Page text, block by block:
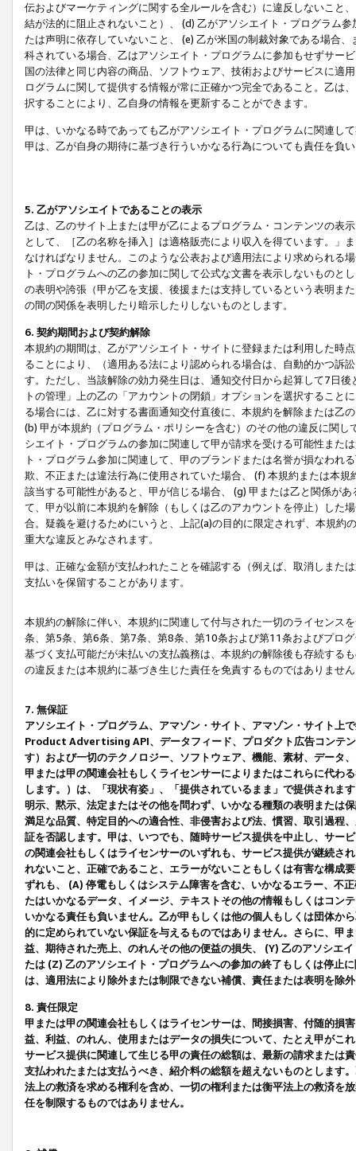
伝およびマーケティングに関する全ルールを含む）に違反しないこと
結が法的に阻止されないこと）、 (d) 乙がアソシエイト・プログラム
たは声明に依存していないこと、 (e) 乙が米国の制裁対象である場合
科されている場合、乙はアソシエイト・プログラムに参加もせずサー
国の法律と同じ内容の商品、ソフトウェア、技術およびサービスに適
ログラムに関して提供する情報が常に正確かつ完全であること。乙は
択することにより、乙自身の情報を更新することができます。
甲は、いかなる時であっても乙がアソシエイト・プログラムに関連し
甲は、乙が自身の期待に基づき行ういかなる行為についても責任を負
5. 乙がアソシエイトであることの表示
乙は、乙のサイト上または甲が乙によるプログラム・コンテンツの表
として、［乙の名称を挿入］は適格販売により収入を得ています。」
なければなりません。このような公表および適用法により求められる
ト・プログラムへの乙の参加に関して公式な文書を表示しないもの
の表明や誇張（甲が乙を支援、後援または支持しているという表明ま
の間の関係を表明したり暗示したりしないものとします。
6. 契約期間および契約解除
本規約の期間は、乙がアソシエイト・サイトに登録または利用した時
ることにより、（適用ある法により認められる場合は、自動的かつ訴
す。ただし、当該解除の効力発生日は、通知交付日から起算して7日
トの管理」上の乙の「アカウントの閉鎖」オプションを選択するこ
る場合には、乙に対する書面通知交付直後に、本規約を解除または乙
(b) 甲が本規約（プログラム・ポリシーを含む）のその他の違反に関
シエイト・プログラムの参加に関連して甲が請求を受ける可能性また
ト・プログラム参加に関連して、甲のブランドまたは名誉が損なわれ
欺、不正または違法行為に使用されていた場合、 (f) 本規約または本
該当する可能性があると、甲が信じる場合、 (g) 甲または乙と関係が
て、甲が以前に本規約を解除（もしくは乙のアカウントを停止）した
合。疑義を避けるためにいうと、上記(a)の目的に限定されず、本規
重大な違反とみなされます。
甲は、正確な金額が支払われたことを確認する（例えば、取消しまた
支払いを保留することがあります。
本規約の解除に伴い、本規約に関連して付与された一切のライセンス
条、第5条、第6条、第7条、第8条、第10条および第11条およびプロ
基づく支払可能だが未払いの支払義務は、本規約の解除後も存続する
の違反または本規約に基づき生じた責任を免責するものではありませ
7. 無保証
アソシエイト・プログラム、アマゾン・サイト、アマゾン・サイト上
Product Advertising API、データフィード、プロダクト広告コンテ
す）および一切のテクノロジー、ソフトウェア、機能、素材、データ
甲または甲の関連会社もしくライセンサーによりまたはこれらに代わ
します。）は、「現状有姿」、「提供されているまま」で提供されま
明示、黙示、法定またはその他を問わず、いかなる種類の表明または
満足な品質、特定目的への適合性、非侵害および法、慣習、取引過程
証を否認します。甲は、いつでも、随時サービス提供を中止し、サー
の関連会社もしくはライセンサーのいずれも、サービス提供が継続さ
れないこと、正確であること、エラーがないこともしくは有害な構成
ずれも、 (A) 停電もしくはシステム障害を含む、いかなるエラー、不
たはいかなるデータ、イメージ、テキストその他の情報もしくはコン
いかなる責任も負いません。乙が甲もしくは他の個人もしくは団体か
的に定められていない保証を与えるものではありません。さらに、甲
益、期待された売上、のれんその他の便益の損失、 (Y) 乙のアソシエ
たは (Z) 乙のアソシエイト・プログラムへの参加の終了もしくは停止
は、適用法により除外または制限できない補償、責任または表明を除
8. 責任限定
甲または甲の関連会社もしくはライセンサーは、間接損害、付随的損
益、利益、のれん、使用またはデータの損失について、たとえ甲がこ
サービス提供に関連して生じる甲の責任の総額は、最新の請求または
支払われたまたは支払うべき、紹介料の総額を超えないものとします
法上の救済を求める権利を含め、一切の権利または衡平法上の救済を
任を制限するものではありません。